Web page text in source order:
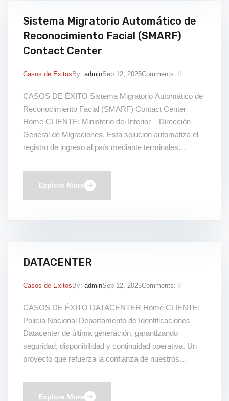
Sistema Migratorio Automático de
Reconocimiento Facial (SMARF)
Contact Center
Casos de ExitosBy: adminSep 12, 2025Comments: 0
CASOS DE ÉXITO Sistema Migratorio Automático de
Reconocimiento Facial (SMARF) Contact Center
Home CLIENTE: Ministerio del Interior – Dirección
General de Migraciones. Esta solución automatiza el
registro de ingreso al país mediante terminales
documentos y trazabilidad digital. Implementado por la
Dirección General de Migraciones, SMARF mejora la
eficiencia operativa […]
Explore More
DATACENTER
Casos de ExitosBy: adminSep 12, 2025Comments: 0
CASOS DE ÉXITO DATACENTER Home CLIENTE:
Policía Nacional Departamento de Identificaciones
Datacenter de última generación, garantizando
seguridad, disponibilidad y continuidad operativa. Un
proyecto que refuerza la confianza de nuestros
infraestructura TI ✔ Portal de Acceso ✔ Sistema IVR
✔ Grupo Generador ✔ A.A de Precisión para
Explore More